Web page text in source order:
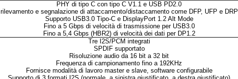
PHY di tipo C con tipo C V1.1 e USB PD2.0
rilevamento e segnalazione di attaccamento/distaccamento come DFP, UFP e DRP
Supporto USB3.0 Tipo-C e DisplayPort 1.2 Alt Mode
Fino a 5 Gbps di velocità di trasmissione per USB3.0
Fino a 5,4 Gbps (HBR2) di velocità dei dati per DP1.2
Tre I2S/PCM integrati
SPDIF supportato
Risoluzione audio da 16 bit a 32 bit
Frequenza di campionamento fino a 192KHz
Fornisce modalità di lavoro master e slave, software configurabile